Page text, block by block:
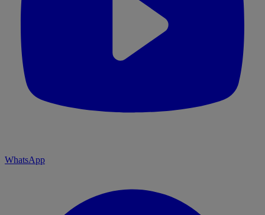
WhatsApp